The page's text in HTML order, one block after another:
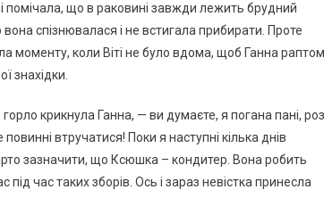
помічала, що в раковині завжди лежить брудний
спізнювалася і не встигала прибирати. Проте
моменту, коли Віті не було вдома, щоб Ганна раптом
знахідки.
крикнула Ганна, — ви думаєте, я погана пані, роз
втручатися! Поки я наступні кілька днів
зазначити, що Ксюшка – кондитер. Вона робить
час таких зборів. Ось і зараз невістка принесла